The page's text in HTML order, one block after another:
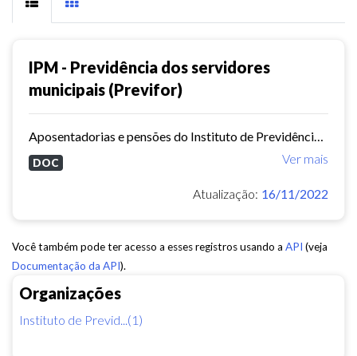
Organizações
Instituto de Previd...(1)
IPM - Previdência dos servidores
municipais (Previfor)
Ver mais
DOC
Atualização: 16/11/2022
Você também pode ter acesso a esses registros usando a API (veja
Documentação da API).